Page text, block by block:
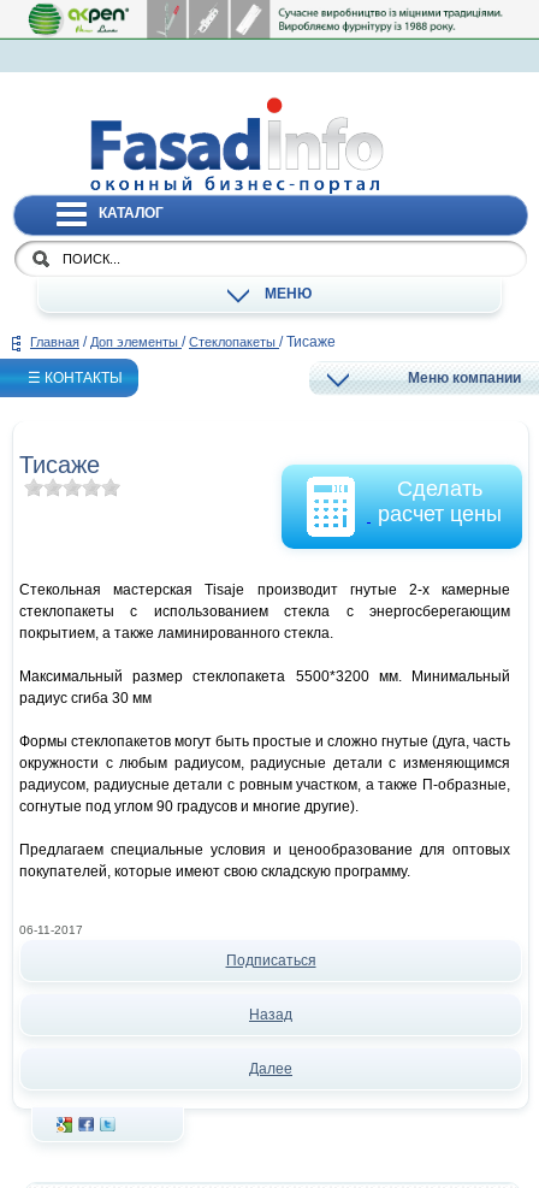
КАТАЛОГ
МЕНЮ
Главная / Доп элементы / Стеклопакеты / Тисаже
☰ КОНТАКТЫ Меню компании
Тисаже
Сделать
расчет цены
Стекольная мастерская Tisaje производит гнутые 2-х камерные
стеклопакеты с использованием стекла с энергосберегающим
покрытием, а также ламинированного стекла.
Максимальный размер стеклопакета 5500*3200 мм. Минимальный
радиус сгиба 30 мм
Формы стеклопакетов могут быть простые и сложно гнутые (дуга, часть
окружности с любым радиусом, радиусные детали с изменяющимся
радиусом, радиусные детали с ровным участком, а также П-образные,
согнутые под углом 90 градусов и многие другие).
Предлагаем специальные условия и ценообразование для оптовых
покупателей, которые имеют свою складскую программу.
06-11-2017
Подписаться
Назад
Далее